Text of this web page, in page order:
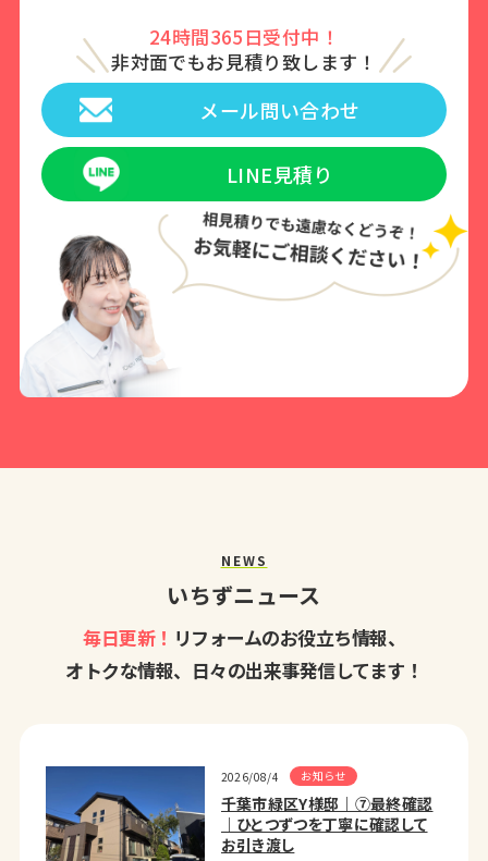
24時間365日受付中！
非対面でもお見積り致します！
メール問い合わせ
LINE見積り
NEWS
いちずニュース
毎日更新！ リフォームのお役立ち情報、
オトクな情報、日々の出来事発信してます！
2026/08/4 お知らせ
千葉市緑区Y様邸｜⑦最終確認
｜ひとつずつを丁寧に確認して
お引き渡し